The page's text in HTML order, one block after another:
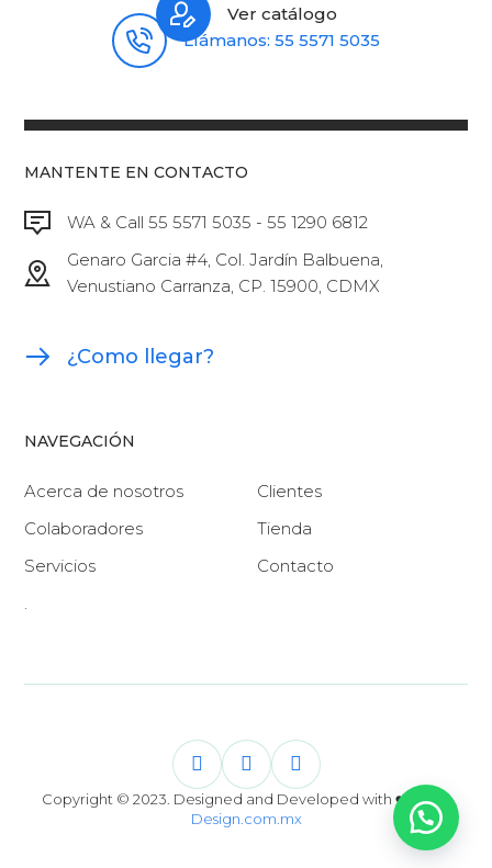
Ver catálogo
Llámanos: 55 5571 5035
MANTENTE EN CONTACTO
WA & Call 55 5571 5035 - 55 1290 6812
Genaro Garcia #4, Col. Jardín Balbuena,
Venustiano Carranza, CP. 15900, CDMX
¿Como llegar?
NAVEGACIÓN
Acerca de nosotros
Clientes
Colaboradores
Tienda
Servicios
Contacto
.
Copyright © 2023. Designed and Developed with ❤️ by G-
Design.com.mx